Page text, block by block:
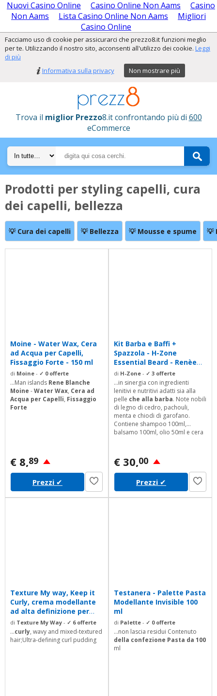
Nuovi Casino Online Casino Online Non Aams
Casino
Non Aams
Lista Casino Online Non Aams
Migliori
Casino Online
Facciamo uso di cookie per assicurarci che prezzo8.it funzioni meglio
per te. Utilizzando il nostro sito, acconsenti all'utilizzo dei cookie. Leggi
di più
Informativa sulla privacy
Non mostrare più
Trova il miglior Prezzo8.it confrontando più di 600
eCommerce
Prodotti per styling capelli, cura
dei capelli, bellezza
💡 Cura dei capelli 💡 Bellezza 💡 Mousse e spume 💡
Moine - Water Wax, Cera
ad Acqua per Capelli,
Fissaggio Forte - 150 ml
di Moine - ✓ 0 offerte
...Man islands Rene Blanche
Moine -Water Wax, Cera ad
Acqua per Capelli, Fissaggio
Forte
€ 8,89
Prezzi ✔
Kit Barba e Baffi +
Spazzola - H-Zone
Essential Beard - Renèe
Blanche
di H-Zone - ✓ 3 offerte
...in sinergia con ingredienti
lenitivi e nutritivi adatti sia alla
pelle che alla barba. Note nobili
di legno di cedro, pachouli,
menta e chiodi di garofano.
Contiene shampoo 100ml,
balsamo 100ml, olio 50ml e cera
rinforzato made in italy.
€ 30,00
Prezzi ✔
Texture My way, Keep it
Curly, crema modellante
ad alta definizione per
capelli...
di Texture My Way - ✓ 6 offerte
...curly, wavy and mixed-textured
hair;Ultra-defining curl pudding
Testanera - Palette Pasta
Modellante Invisible 100
ml
di Palette - ✓ 0 offerte
...non lascia residui Contenuto
della confezione Pasta da 100
ml